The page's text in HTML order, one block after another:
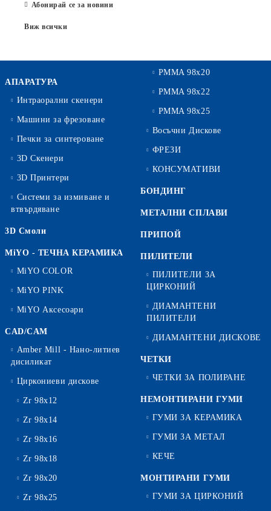
Абонирай се за новини
Виж всички
АПАРАТУРА
Интраорални скенери
Машини за фрезоване
Печки за синтероване
3D Скенери
3D Принтери
Системи за измиване и
втвърдяване
3D Смоли
MiYO - ТЕЧНА КЕРАМИКА
MiYO COLOR
MiYO PINK
MiYO Аксесоари
CAD/CAM
Amber Mill - Нано-литиев
дисиликат
Циркониеви дискове
Zr 98x12
Zr 98x14
Zr 98x16
Zr 98x18
Zr 98x20
Zr 98x25
PMMA 98x20
PMMA 98x22
PMMA 98x25
Восъчни Дискове
ФРЕЗИ
КОНСУМАТИВИ
БОНДИНГ
МЕТАЛНИ СПЛАВИ
ПРИПОЙ
ПИЛИТЕЛИ
ПИЛИТЕЛИ ЗА
ЦИРКОНИЙ
ДИАМАНТЕНИ
ПИЛИТЕЛИ
ДИАМАНТЕНИ ДИСКОВЕ
ЧЕТКИ
ЧЕТКИ ЗА ПОЛИРАНЕ
НЕМОНТИРАНИ ГУМИ
ГУМИ ЗА КЕРАМИКА
ГУМИ ЗА МЕТАЛ
КЕЧЕ
МОНТИРАНИ ГУМИ
ГУМИ ЗА ЦИРКОНИЙ